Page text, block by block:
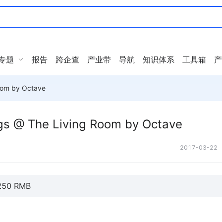
题 报告 跨企查 产业带 导航 知识体系 工具箱
by Octave
@ The Living Room by Octave
2017-03-22
RMB